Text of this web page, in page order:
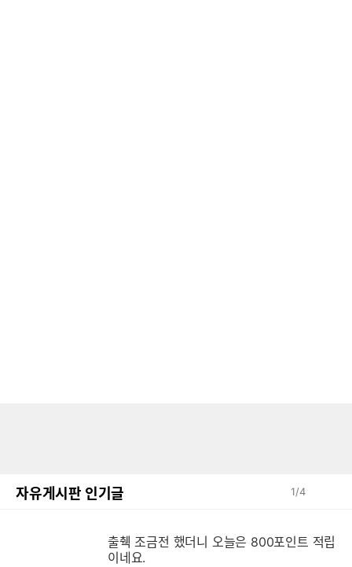
자유게시판 인기글 1/4
출췍 조금전 했더니 오늘은 800포인트 적립
이네요.